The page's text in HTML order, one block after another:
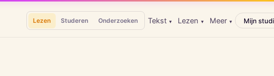
Lezen Studeren Onderzoeken Tekst ▾ Lezen ▾ Meer ▾ Mijn